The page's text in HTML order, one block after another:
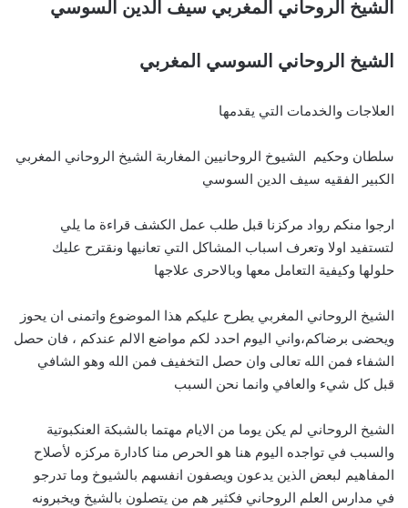
الشيخ الروحاني المغربي سيف الدين السوسي
الشيخ الروحاني السوسي المغربي
العلاجات والخدمات التي يقدمها
سلطان وحكيم الشيوخ الروحانيين المغاربة الشيخ الروحاني المغربي
الكبير الفقيه سيف الدين السوسي
ارجوا منكم رواد مركزنا قبل طلب عمل الكشف قراءة ما يلي
لتستفيد اولا وتعرف اسباب المشاكل التي تعانيها ونقترح عليك
حلولها وكيفية التعامل معها وبالاحرى علاجها
الشيخ الروحاني المغربي يطرح عليكم هذا الموضوع واتمنى ان يحوز
ويحضى برضاكم،واني اليوم احدد لكم مواضع الالم عندكم ، فان حصل
الشفاء فمن الله تعالى وان حصل التخفيف فمن الله وهو الشافي
قبل كل شيء والعافي وانما نحن السبب
الشيخ الروحاني لم يكن يوما من الايام مهتما بالشبكة العنكبوتية
والسبب في تواجده اليوم هنا هو الحرص منا كادارة مركزه لأصلاح
المفاهيم لبعض الذين يدعون ويصفون انفسهم بالشيوخ وما تدرجو
في مدارس العلم الروحاني فكثير هم من يتصلون بالشيخ ويخبرونه